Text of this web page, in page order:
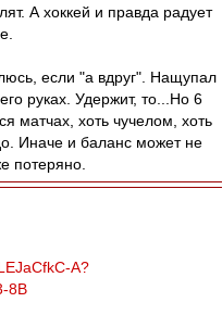
А хоккей и правда радует
если "а вдруг". Нащупал
руках. Удержит, то...Но 6
матчах, хоть чучелом, хоть
Иначе и баланс может не
потеряно.
A?
8B